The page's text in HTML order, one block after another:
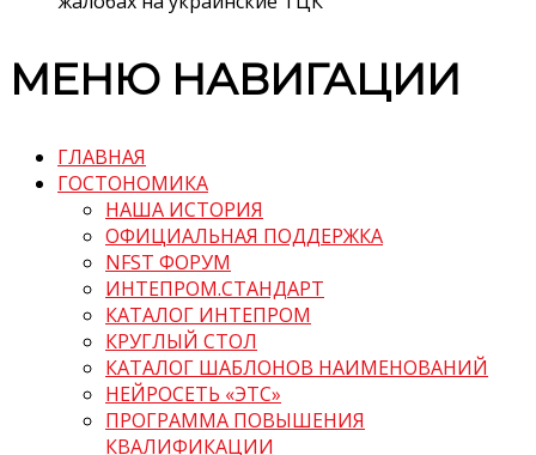
МЕНЮ НАВИГАЦИИ
ГЛАВНАЯ
ГОСТОНОМИКА
НАША ИСТОРИЯ
ОФИЦИАЛЬНАЯ ПОДДЕРЖКА
NFST ФОРУМ
ИНТЕПРОМ.СТАНДАРТ
КАТАЛОГ ИНТЕПРОМ
КРУГЛЫЙ СТОЛ
КАТАЛОГ ШАБЛОНОВ НАИМЕНОВАНИЙ
НЕЙРОСЕТЬ «ЭТС»
ПРОГРАММА ПОВЫШЕНИЯ
КВАЛИФИКАЦИИ